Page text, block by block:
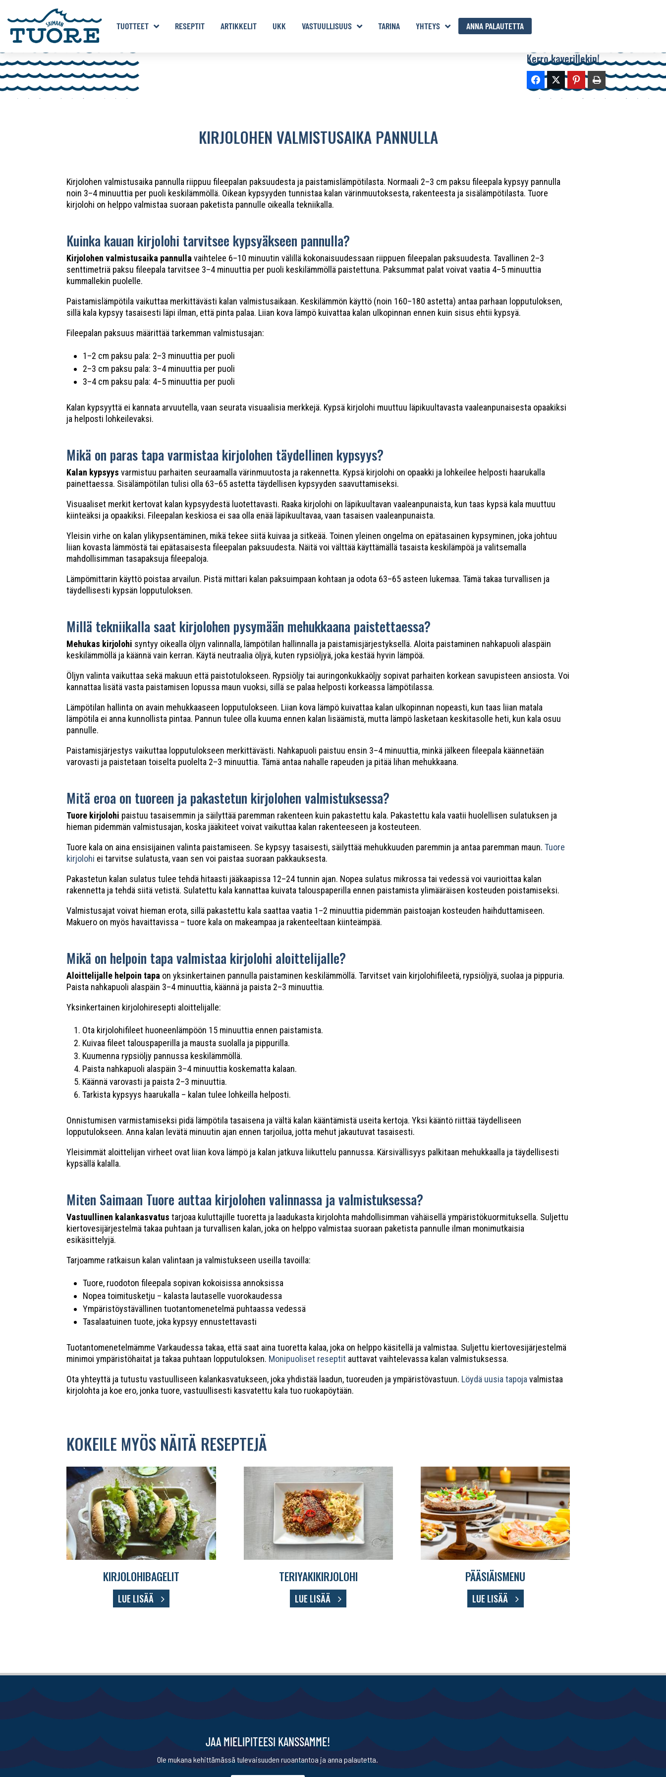
TUOTTEET RESEPTIT ARTIKKELIT UKK VASTUULLISUUS TARINA YHTEYS ANNA PALAUTETTA
Kerro kaverillekin!
KIRJOLOHEN VALMISTUSAIKA PANNULLA
Kirjolohen valmistusaika pannulla riippuu fileepalan paksuudesta ja paistamislämpötilasta. Normaali 2–3 cm paksu fileepala kypsyy pannulla
noin 3–4 minuuttia per puoli keskilämmöllä. Oikean kypsyyden tunnistaa kalan värinmuutoksesta, rakenteesta ja sisälämpötilasta. Tuore
kirjolohi on helppo valmistaa suoraan paketista pannulle oikealla tekniikalla.
Kuinka kauan kirjolohi tarvitsee kypsyäkseen pannulla?
Kirjolohen valmistusaika pannulla vaihtelee 6–10 minuutin välillä kokonaisuudessaan riippuen fileepalan paksuudesta. Tavallinen 2–3
senttimetriä paksu fileepala tarvitsee 3–4 minuuttia per puoli keskilämmöllä paistettuna. Paksummat palat voivat vaatia 4–5 minuuttia
kummallekin puolelle.
Paistamislämpötila vaikuttaa merkittävästi kalan valmistusaikaan. Keskilämmön käyttö (noin 160–180 astetta) antaa parhaan lopputuloksen,
sillä kala kypsyy tasaisesti läpi ilman, että pinta palaa. Liian kova lämpö kuivattaa kalan ulkopinnan ennen kuin sisus ehtii kypsyä.
Fileepalan paksuus määrittää tarkemman valmistusajan:
1–2 cm paksu pala: 2–3 minuuttia per puoli
2–3 cm paksu pala: 3–4 minuuttia per puoli
3–4 cm paksu pala: 4–5 minuuttia per puoli
Kalan kypsyyttä ei kannata arvuutella, vaan seurata visuaalisia merkkejä. Kypsä kirjolohi muuttuu läpikuultavasta vaaleanpunaisesta opaakiksi
ja helposti lohkeilevaksi.
Mikä on paras tapa varmistaa kirjolohen täydellinen kypsyys?
Kalan kypsyys varmistuu parhaiten seuraamalla värinmuutosta ja rakennetta. Kypsä kirjolohi on opaakki ja lohkeilee helposti haarukalla
painettaessa. Sisälämpötilan tulisi olla 63–65 astetta täydellisen kypsyyden saavuttamiseksi.
Visuaaliset merkit kertovat kalan kypsyydestä luotettavasti. Raaka kirjolohi on läpikuultavan vaaleanpunaista, kun taas kypsä kala muuttuu
kiinteäksi ja opaakiksi. Fileepalan keskiosa ei saa olla enää läpikuultavaa, vaan tasaisen vaaleanpunaista.
Yleisin virhe on kalan ylikypsentäminen, mikä tekee siitä kuivaa ja sitkeää. Toinen yleinen ongelma on epätasainen kypsyminen, joka johtuu
liian kovasta lämmöstä tai epätasaisesta fileepalan paksuudesta. Näitä voi välttää käyttämällä tasaista keskilämpöä ja valitsemalla
mahdollisimman tasapaksuja fileepaloja.
Lämpömittarin käyttö poistaa arvailun. Pistä mittari kalan paksuimpaan kohtaan ja odota 63–65 asteen lukemaa. Tämä takaa turvallisen ja
täydellisesti kypsän lopputuloksen.
Millä tekniikalla saat kirjolohen pysymään mehukkaana paistettaessa?
Mehukas kirjolohi syntyy oikealla öljyn valinnalla, lämpötilan hallinnalla ja paistamisjärjestyksellä. Aloita paistaminen nahkapuoli alaspäin
keskilämmöllä ja käännä vain kerran. Käytä neutraalia öljyä, kuten rypsiöljyä, joka kestää hyvin lämpöä.
Öljyn valinta vaikuttaa sekä makuun että paistotulokseen. Rypsiöljy tai auringonkukkaöljy sopivat parhaiten korkean savupisteen ansiosta. Voi
kannattaa lisätä vasta paistamisen lopussa maun vuoksi, sillä se palaa helposti korkeassa lämpötilassa.
Lämpötilan hallinta on avain mehukkaaseen lopputulokseen. Liian kova lämpö kuivattaa kalan ulkopinnan nopeasti, kun taas liian matala
lämpötila ei anna kunnollista pintaa. Pannun tulee olla kuuma ennen kalan lisäämistä, mutta lämpö lasketaan keskitasolle heti, kun kala osuu
pannulle.
Paistamisjärjestys vaikuttaa lopputulokseen merkittävästi. Nahkapuoli paistuu ensin 3–4 minuuttia, minkä jälkeen fileepala käännetään
varovasti ja paistetaan toiselta puolelta 2–3 minuuttia. Tämä antaa nahalle rapeuden ja pitää lihan mehukkaana.
Mitä eroa on tuoreen ja pakastetun kirjolohen valmistuksessa?
Tuore kirjolohi paistuu tasaisemmin ja säilyttää paremman rakenteen kuin pakastettu kala. Pakastettu kala vaatii huolellisen sulatuksen ja
hieman pidemmän valmistusajan, koska jääkiteet voivat vaikuttaa kalan rakenteeseen ja kosteuteen.
Tuore kala on aina ensisijainen valinta paistamiseen. Se kypsyy tasaisesti, säilyttää mehukkuuden paremmin ja antaa paremman maun.Tuore
kirjolohi ei tarvitse sulatusta, vaan sen voi paistaa suoraan pakkauksesta.
Pakastetun kalan sulatus tulee tehdä hitaasti jääkaapissa 12–24 tunnin ajan. Nopea sulatus mikrossa tai vedessä voi vaurioittaa kalan
rakennetta ja tehdä siitä vetistä. Sulatettu kala kannattaa kuivata talouspaperilla ennen paistamista ylimääräisen kosteuden poistamiseksi.
Valmistusajat voivat hieman erota, sillä pakastettu kala saattaa vaatia 1–2 minuuttia pidemmän paistoajan kosteuden haihduttamiseen.
Makuero on myös havaittavissa – tuore kala on makeampaa ja rakenteeltaan kiinteämpää.
Mikä on helpoin tapa valmistaa kirjolohi aloittelijalle?
Aloittelijalle helpoin tapa on yksinkertainen pannulla paistaminen keskilämmöllä. Tarvitset vain kirjolohifileetä, rypsiöljyä, suolaa ja pippuria.
Paista nahkapuoli alaspäin 3–4 minuuttia, käännä ja paista 2–3 minuuttia.
Yksinkertainen kirjolohiresepti aloittelijalle:
Ota kirjolohifileet huoneenlämpöön 15 minuuttia ennen paistamista.
Kuivaa fileet talouspaperilla ja mausta suolalla ja pippurilla.
Kuumenna rypsiöljy pannussa keskilämmöllä.
Paista nahkapuoli alaspäin 3–4 minuuttia koskematta kalaan.
Käännä varovasti ja paista 2–3 minuuttia.
Tarkista kypsyys haarukalla – kalan tulee lohkeilla helposti.
Onnistumisen varmistamiseksi pidä lämpötila tasaisena ja vältä kalan kääntämistä useita kertoja. Yksi kääntö riittää täydelliseen
lopputulokseen. Anna kalan levätä minuutin ajan ennen tarjoilua, jotta mehut jakautuvat tasaisesti.
Yleisimmät aloittelijan virheet ovat liian kova lämpö ja kalan jatkuva liikuttelu pannussa. Kärsivällisyys palkitaan mehukkaalla ja täydellisesti
kypsällä kalalla.
Miten Saimaan Tuore auttaa kirjolohen valinnassa ja valmistuksessa?
Vastuullinen kalankasvatus tarjoaa kuluttajille tuoretta ja laadukasta kirjolohta mahdollisimman vähäisellä ympäristökuormituksella. Suljettu
kiertovesijärjestelmä takaa puhtaan ja turvallisen kalan, joka on helppo valmistaa suoraan paketista pannulle ilman monimutkaisia
esikäsittelyjä.
Tarjoamme ratkaisun kalan valintaan ja valmistukseen useilla tavoilla:
Tuore, ruodoton fileepala sopivan kokoisissa annoksissa
Nopea toimitusketju – kalasta lautaselle vuorokaudessa
Ympäristöystävällinen tuotantomenetelmä puhtaassa vedessä
Tasalaatuinen tuote, joka kypsyy ennustettavasti
Tuotantomenetelmämme Varkaudessa takaa, että saat aina tuoretta kalaa, joka on helppo käsitellä ja valmistaa. Suljettu kiertovesijärjestelmä
minimoi ympäristöhaitat ja takaa puhtaan lopputuloksen. Monipuoliset reseptit auttavat vaihtelevassa kalan valmistuksessa.
Ota yhteyttä ja tutustu vastuulliseen kalankasvatukseen, joka yhdistää laadun, tuoreuden ja ympäristövastuun. Löydä uusia tapoja valmistaa
kirjolohta ja koe ero, jonka tuore, vastuullisesti kasvatettu kala tuo ruokapöytään.
KOKEILE MYÖS NÄITÄ RESEPTEJÄ
KIRJOLOHIBAGELIT
LUE LISÄÄ
TERIYAKIKIRJOLOHI
LUE LISÄÄ
PÄÄSIÄISMENU
LUE LISÄÄ
JAA MIELIPITEESI KANSSAMME!
Ole mukana kehittämässä tulevaisuuden ruoantantoa ja anna palautetta.